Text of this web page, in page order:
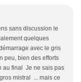
sans discussion le
quelques
avec le gris
peu, bien des efforts
au final Je ne sais pas
mistral ... mais ce